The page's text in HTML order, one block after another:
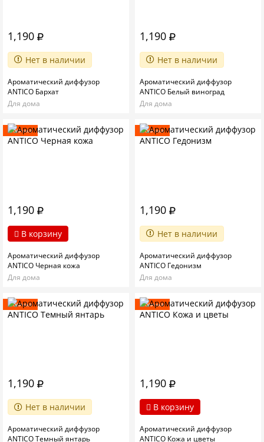
1,190
Нет в наличии
Ароматический диффузор
ANTICO Бархат
Для дома
1,190
Нет в наличии
Ароматический диффузор
ANTICO Белый виноград
Для дома
Новинка
1,190
В корзину
Ароматический диффузор
ANTICO Черная кожа
Для дома
Новинка
1,190
Нет в наличии
Ароматический диффузор
ANTICO Гедонизм
Для дома
Новинка
1,190
Нет в наличии
Ароматический диффузор
ANTICO Темный янтарь
Новинка
1,190
В корзину
Ароматический диффузор
ANTICO Кожа и цветы